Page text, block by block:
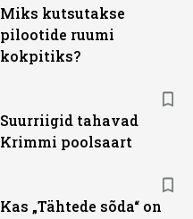
Miks kutsutakse
pilootide ruumi
kokpitiks?
Suurriigid tahavad
Krimmi poolsaart
Kas „Tähtede sõda“ on